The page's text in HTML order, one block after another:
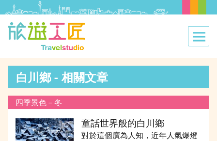
白川鄉 - 相關文章
四季景色－冬
童話世界般的白川鄉
對於這個廣為人知，近年人氣爆燈